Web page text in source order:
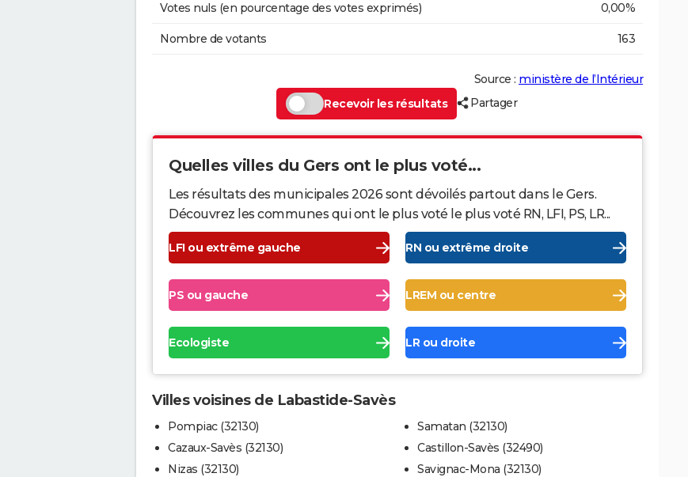
Votes nuls (en pourcentage des votes exprimés) 0,00%
Nombre de votants 163
Source : ministère de l’Intérieur
Recevoir les résultats
Partager
Quelles villes du Gers ont le plus voté...
Les résultats des municipales 2026 sont dévoilés partout dans le Gers.
Découvrez les communes qui ont le plus voté le plus voté RN, LFI, PS, LR...
LFI ou extrême gauche RN ou extrême droite
PS ou gauche LREM ou centre
Ecologiste LR ou droite
Villes voisines de Labastide-Savès
Pompiac (32130)
Cazaux-Savès (32130)
Nizas (32130)
Samatan (32130)
Castillon-Savès (32490)
Savignac-Mona (32130)